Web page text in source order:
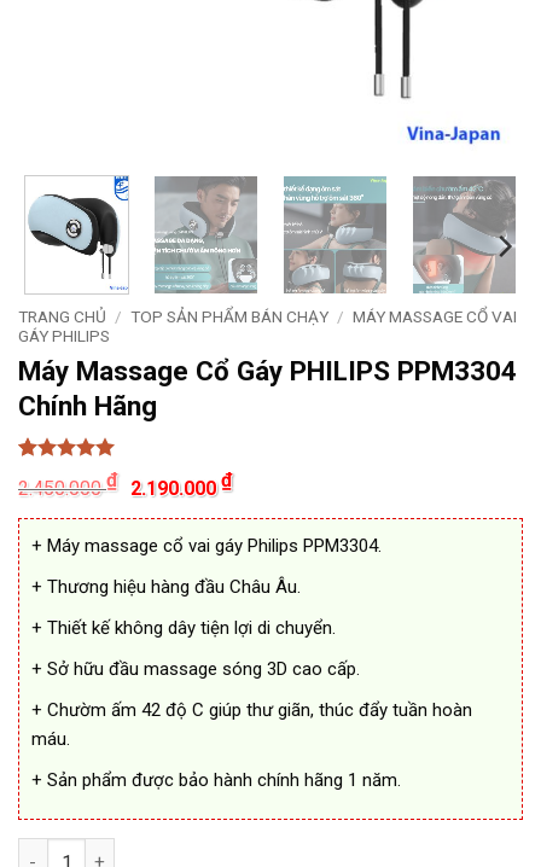
TRANG CHỦ / TOP SẢN PHẨM BÁN CHẠY / MÁY MASSAGE CỔ VAI
GÁY PHILIPS
Máy Massage Cổ Gáy PHILIPS PPM3304
Chính Hãng
5
trên 5
dựa trên
14
đánh giá
2.450.000₫
Giá
gốc
là:
2.450.000 ₫.
2.190.000₫Giá
hiện
tại
là:
2.190.000 ₫.
+ Máy massage cổ vai gáy Philips PPM3304.
+ Thương hiệu hàng đầu Châu Âu.
+ Thiết kế không dây tiện lợi di chuyển.
+ Sở hữu đầu massage sóng 3D cao cấp.
+ Chườm ấm 42 độ C giúp thư giãn, thúc đẩy tuần hoàn
máu.
+ Sản phẩm được bảo hành chính hãng 1 năm.
Máy Massage Cổ Gáy PHILIPS PPM3304 Chính Hãng số lượng